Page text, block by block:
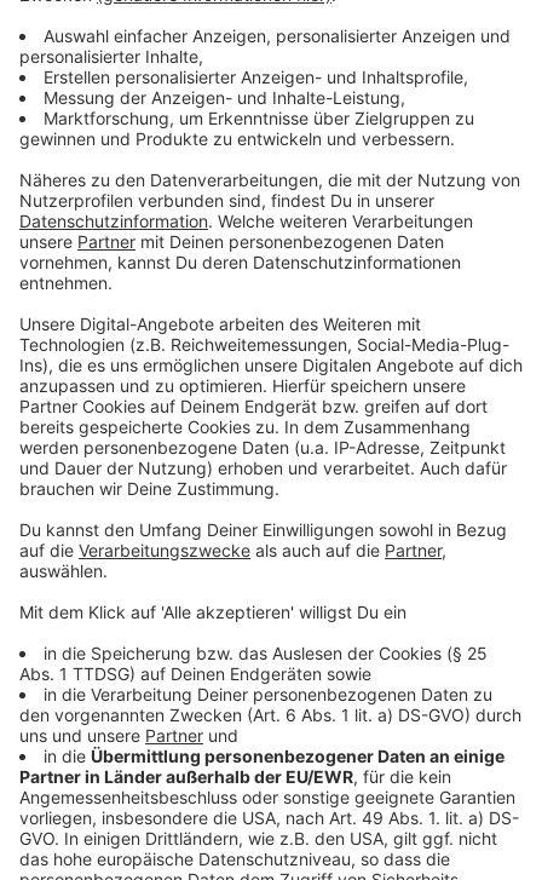
U-Bahnhof Nordstraße bleibt für Fahrgäste
gesperrt
Experten betonen, dass für Anwohner und Fahrgäste
keine Gefahr besteht. Aus Sicherheitsgründen bleibt
Linien U78 und U79 passieren die Station mit
reduzierter Geschwindigkeit. Fahrgäste sollten die
Haltestellen "Heinrich-Heine-Allee" und "ERGO-
Platz/Klever Straße" nutzen.
Anzeige
Weitere Infos und Links zum Thema:
Die Meldung der Stadt
Unsere Meldung vom 24. Juni: Haltestelle
"Nordstraße" ungefährlich
Die Homepage der Stadtteil-Initiative Nordstraße
Anzeige